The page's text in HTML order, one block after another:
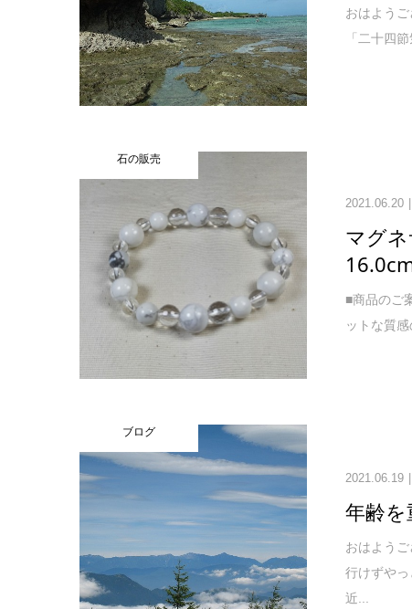
おはよう
「二十四
石の販売
2021.06.20
マグ
■商品のご
ットな質
ブログ
2021.06.19
年齢を
おはよう
行けずや
近...